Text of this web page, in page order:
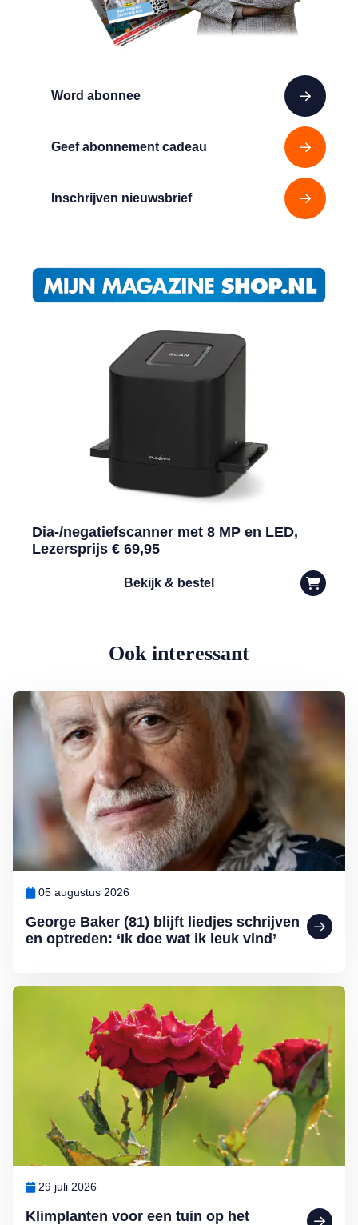
Word abonnee
Geef abonnement cadeau
Inschrijven nieuwsbrief
Dia-/negatiefscanner met 8 MP en LED,
Lezersprijs € 69,95
Bekijk & bestel
Ook interessant
George Baker (81) blijft liedjes schrijven
en optreden: ‘Ik doe wat ik leuk vind’
05 augustus 2026
Lees meer over George Baker (81) blijft liedjes schrijven en
Klimplanten voor een tuin op het
29 juli 2026
Lees meer over Klimplanten voor een tuin op het noorden